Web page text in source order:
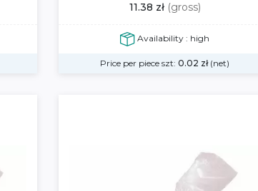
11.38 zł (gross)
Availability : high
Price per piece szt:0.02 zł(net)